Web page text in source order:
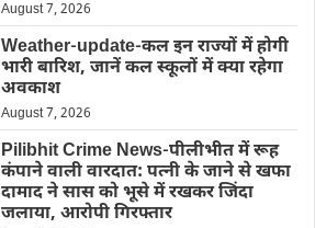
August 7, 2026
Weather-update-कल इन राज्यों में होगी
भारी बारिश, जानें कल स्कूलों में क्या रहेगा
अवकाश
August 7, 2026
Pilibhit Crime News-पीलीभीत में रूह
कंपाने वाली वारदात: पत्नी के जाने से खफा
दामाद ने सास को भूसे में रखकर जिंदा
जलाया, आरोपी गिरफ्तार